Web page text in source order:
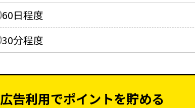
60日程度
30分程度
広告利用でポイントを貯める